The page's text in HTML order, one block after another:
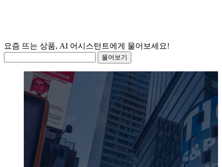
요즘 물어보기